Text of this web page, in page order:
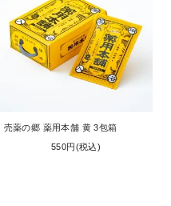
売薬の郷 薬用本舗 黄 3包箱
550円(税込)